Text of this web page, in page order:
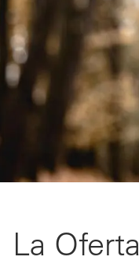
La Oferta